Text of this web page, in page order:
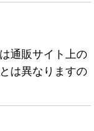
通販サイト上の
は異なりますの